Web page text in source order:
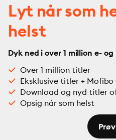
Lyt når som
helst
Dyk ned i over 1 million e-
Over 1 million titler
Eksklusive titler + Mofibo
Download og nyd titler
Opsig når som helst